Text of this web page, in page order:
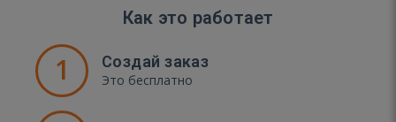
Как это работает
1 Создай заказ
Это бесплатно